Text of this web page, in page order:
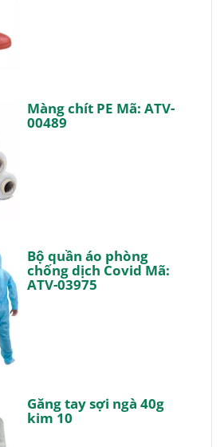
Màng chít PE Mã: ATV-
00489
Bộ quần áo phòng
chống dịch Covid Mã:
ATV-03975
Găng tay sợi ngà 40g
kim 10